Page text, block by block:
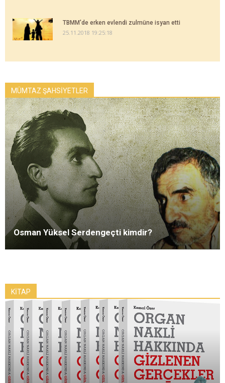
TBMM'de erken evlendi zulmüne isyan etti
25.11.2018 19:25:18
MÜMTAZ ŞAHSİYETLER
Osman Yüksel Serdengeçti kimdir?
KİTAP